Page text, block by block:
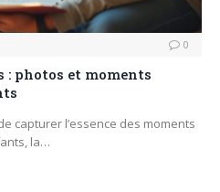
0
: photos et moments
capturer l’essence des moments
la…